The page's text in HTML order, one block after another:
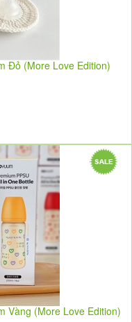
Đỏ (More Love Edition)
Vàng (More Love Edition)